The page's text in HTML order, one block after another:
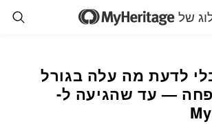
של
בלי לדעת מה עלה בגורל
— עד שהגיעה ל-